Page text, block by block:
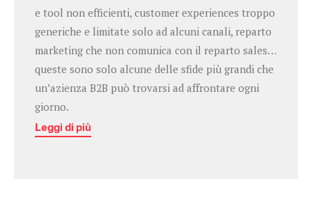
e tool non efficienti, customer experiences troppo
generiche e limitate solo ad alcuni canali, reparto
marketing che non comunica con il reparto sales…
queste sono solo alcune delle sfide più grandi che
un’azienza B2B può trovarsi ad affrontare ogni
giorno.
Leggi di più